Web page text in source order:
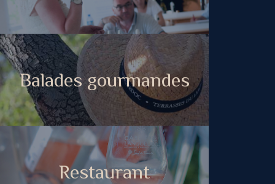
Balades gourmandes
Restaurant